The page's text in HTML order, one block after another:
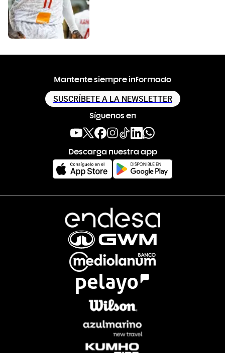
Mantente siempre informado
SUSCRÍBETE A LA NEWSLETTER
Síguenos en
Descarga nuestra app